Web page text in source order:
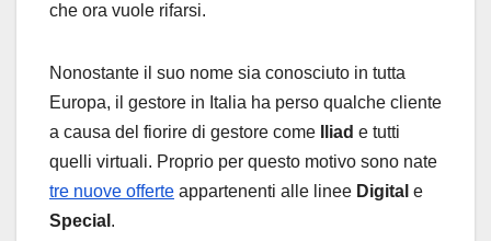
che ora vuole rifarsi.
Nonostante il suo nome sia conosciuto in tutta
Europa, il gestore in Italia ha perso qualche cliente
a causa del fiorire di gestore come
Iliad e tutti
quelli virtuali. Proprio per questo motivo sono nate
tre nuove offerte appartenenti alle linee Digital e
Special .